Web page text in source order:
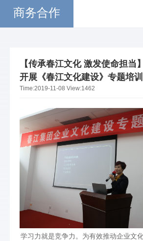
商务合作
【传承春江文化 激发使命担当
开展《春江文化建设》专题培训
Time:2019-11-08 View:1462
学习力就是竞争力。为有效推动企业文